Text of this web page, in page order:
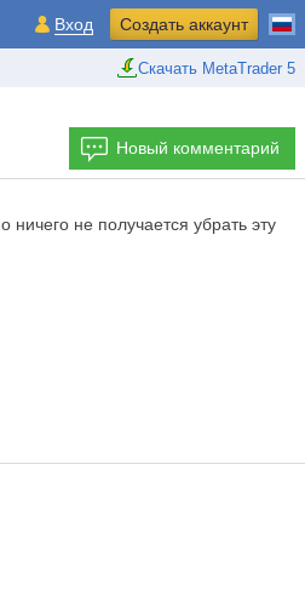
Скачать MetaTrader 5
Вход Создать аккаунт
Новый комментарий
не получается убрать эту